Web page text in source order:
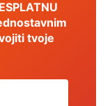
tvoje